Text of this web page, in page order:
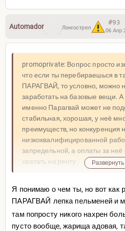
надо ехать и понимать заранее
будут. Или откуда ты их
некоторое время.
максимально серьезно, вариант
может не выгореть. Мотивации
по пунктам:
1. страна маленькая
2. зарплаты на
При этом специ там
3. самый большой город — Асу,
любого рай центра в РФ, и
(это я сравниваю, не для того
4. местные релоканты, и до
говорили — именно Парагвай, не
едешь, именно тут это может не
Automador Лонгострел
#93
06 Апр
promoprivate: Вопрос просто
что если ты перебираешься в
ПАРАГВАЙ, то условно, можно
заработать на базовые вещи.
именно Парагвай может не
стабильная, хорошая, у неё
преимуществ, но конкуренция
низкоквалифицированной
запредельной, а оплаты за
хватать на ренту.
Развернуть
Я понимаю о чем ты, но вот как
ПАРАГВАЙ лепка пельменей и
там попросту никого нахрен
пусто вообще, жарища адовая,